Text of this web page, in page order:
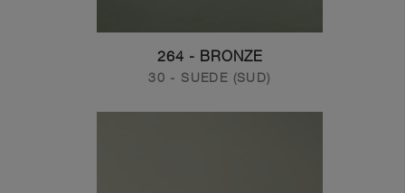
264 - BRONZE
30 - SUEDE (SUD)